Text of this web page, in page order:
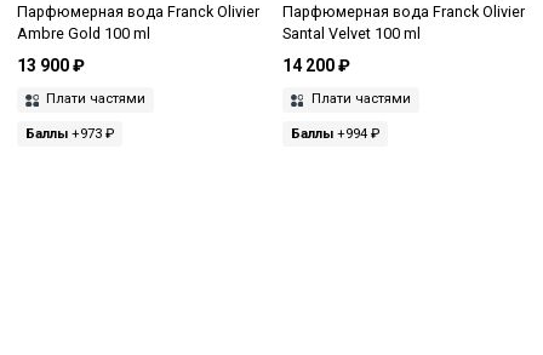
Парфюмерная вода Franck Olivier
Ambre Gold 100 ml
13 900 ₽
Плати частями
Баллы +973 ₽
Парфюмерная вода Franck Olivier
Santal Velvet 100 ml
14 200 ₽
Плати частями
Баллы+994 ₽